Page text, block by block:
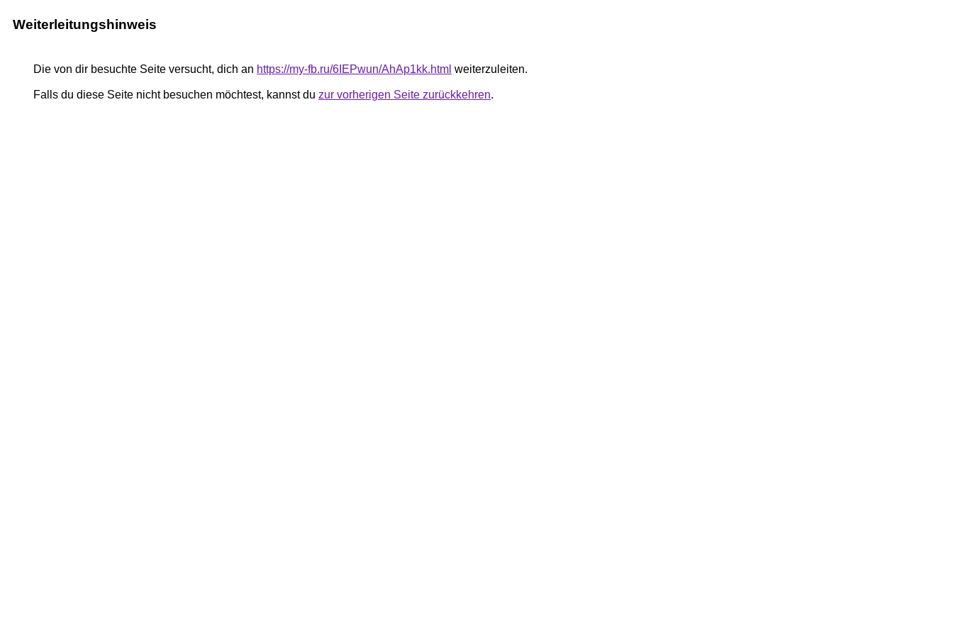
Weiterleitungshinweis
Die von dir besuchte Seite versucht, dich an https://my-fb.ru/6IEPwun/AhAp1kk.html weiterzuleiten.
Falls du diese Seite nicht besuchen möchtest, kannst du zur vorherigen Seite zurückkehren.